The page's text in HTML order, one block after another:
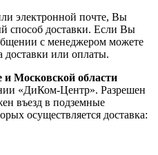
электронной почте, Вы
способ доставки. Если Вы
с менеджером можете
доставки или оплаты.
и Московской области
«ДиКом-Центр». Разрешен
въезд в подземные
осуществляется доставка: